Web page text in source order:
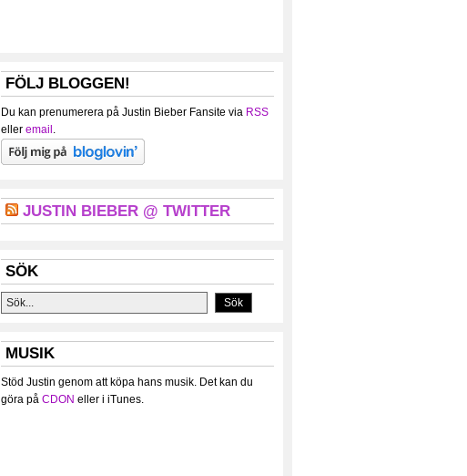
FÖLJ BLOGGEN!
Du kan prenumerera på Justin Bieber Fansite via RSS
eller email .
JUSTIN BIEBER @ TWITTER
SÖK
MUSIK
Stöd Justin genom att köpa hans musik. Det kan du
göra på CDON eller i iTunes.